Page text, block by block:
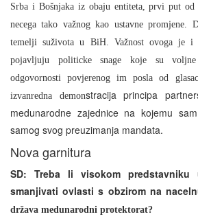
Srba i Bošnjaka iz obaju entiteta, prvi put
necega tako važnog kao ustavne promjene.
temelji suživota u BiH. Važnost ovoga je i
pojavljuju politicke snage koje su
odgovornosti povjerenog im posla od
izvanredna demonstracija principa
medunarodne zajednice na kojemu
samog svog preuzimanja mandata.
Nova garnitura
SD: Treba li visokom
smanjivati ovlasti s obzirom na
država medunarodni protektorat?